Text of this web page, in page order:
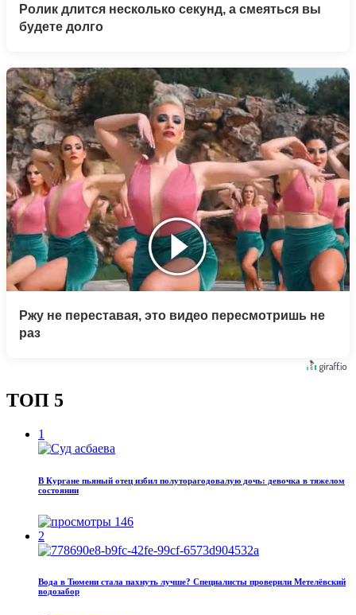
Ролик длится несколько секунд, а смеяться вы
будете долго
Ржу не переставая, это видео пересмотришь не
раз
ТОП 5
1
В Кургане пьяный отец избил полуторагодовалую дочь: девочка в тяжелом
состоянии
146
2
Вода в Тюмени стала пахнуть лучше? Специалисты проверили Метелёвский
водозабор